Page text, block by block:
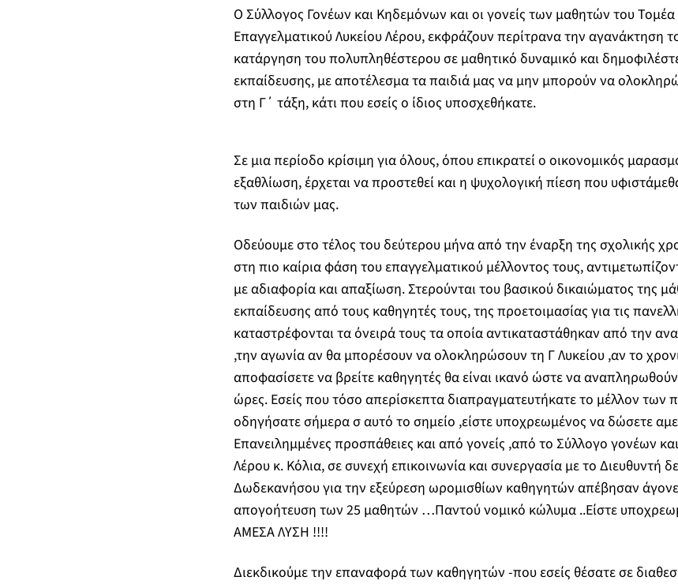
Ο Σύλλογος Γονέων και Κηδεμόνων και οι γονείς των μαθητών του Τομέα
Επαγγελματικού Λυκείου Λέρου, εκφράζουν περίτρανα την αγανάκτηση
κατάργηση του πολυπληθέστερου σε μαθητικό δυναμικό και
εκπαίδευσης, με αποτέλεσμα τα παιδιά μας να μην μπορούν να
στη Γ΄ τάξη, κάτι που εσείς ο ίδιος υποσχεθήκατε.
Σε μια περίοδο κρίσιμη για όλους, όπου επικρατεί ο οικονομικός
εξαθλίωση, έρχεται να προστεθεί και η ψυχολογική πίεση που
των παιδιών μας.
Οδεύουμε στο τέλος του δεύτερου μήνα από την έναρξη της σχολικής
στη πιο καίρια φάση του επαγγελματικού μέλλοντος τους,
με αδιαφορία και απαξίωση. Στερούνται του βασικού δικαιώματος της
εκπαίδευσης από τους καθηγητές τους, της προετοιμασίας για τις
καταστρέφονται τα όνειρά τους τα οποία αντικαταστάθηκαν από την
,την αγωνία αν θα μπορέσουν να ολοκληρώσουν τη Γ Λυκείου ,αν το
αποφασίσετε να βρείτε καθηγητές θα είναι ικανό ώστε να αναπληρωθούν
ώρες. Εσείς που τόσο απερίσκεπτα διαπραγματευτήκατε το μέλλον των
οδηγήσατε σήμερα σ αυτό το σημείο ,είστε υποχρεωμένος να δώσετε
Επανειλημμένες προσπάθειες και από γονείς ,από το Σύλλογο γονέων
Λέρου κ. Κόλια, σε συνεχή επικοινωνία και συνεργασία με το Διευθυντή
Δωδεκανήσου για την εξεύρεση ωρομισθίων καθηγητών απέβησαν
απογοήτευση των 25 μαθητών …Παντού νομικό κώλυμα ..Είστε
ΑΜΕΣΑ ΛΥΣΗ !!!!
Διεκδικούμε την επαναφορά των καθηγητών -που εσείς θέσατε σε